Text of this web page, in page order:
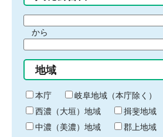
間
始
り
から
間
終
わ
り
地域
本庁
岐阜地域（本庁除く）
西濃（大垣）地域
揖斐地域
中濃（美濃）地域
郡上地域